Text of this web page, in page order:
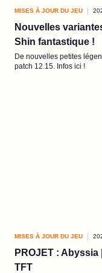
MISES À JOUR DU JEU
Nouvelles
Shin fantastique !
De nouvelles petites
patch 12.15. Infos ici !
MISES À JOUR DU JEU
PROJET :
TFT